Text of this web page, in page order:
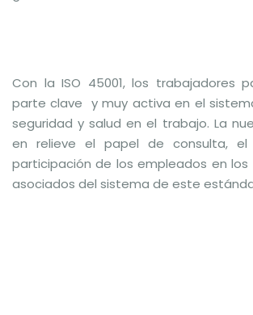
Con la ISO 45001, los trabajadores
parte clave y muy activa en el
seguridad y salud en el trabajo. La
en relieve el papel de consulta, el
participación de los empleados en
asociados del sistema de este